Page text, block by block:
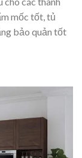
mốc tốt, tủ
bảo quản tốt